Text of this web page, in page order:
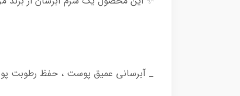
_ آبرسانی عمیق پوست ، حفظ رطوبت